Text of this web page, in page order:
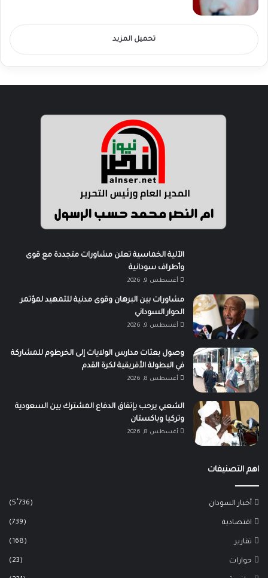
تحميل المزيد
الآلية الخماسية تعلن مشاورات متجددة مع قوى
وأطراف سودانية
أغسطس 9, 2026
مشاورات بين البرهان وقوى مدنية للتمهيد لمؤتمر
الحوار السوداني
أغسطس 9, 2026
وصول بعثات مدارس الولايات إلى الخرطوم للمشاركة
في البطولة الأفريقية لكرة القدم
أغسطس 8, 2026
الشعبي يرحب بإتفاق الدفاع المشترك بين السعودية
وتركيا وباكستان
أغسطس 8, 2026
اهم التصنيفات
أخبار السودان (5٬736)
اقتصادية (739)
تقارير (168)
حوارات (23)